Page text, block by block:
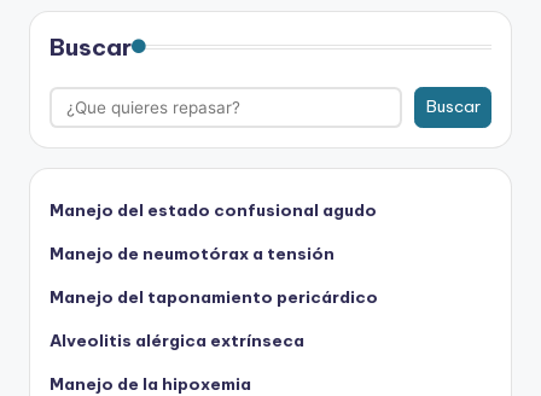
Buscar
Buscar
Manejo del estado confusional agudo
Manejo de neumotórax a tensión
Manejo del taponamiento pericárdico
Alveolitis alérgica extrínseca
Manejo de la hipoxemia